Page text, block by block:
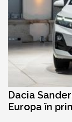
Dacia
Europa în